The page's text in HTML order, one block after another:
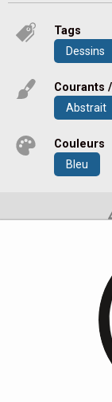
Tags
Dessins
Courants
Abstrait
Couleurs
Bleu